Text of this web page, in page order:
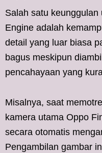
Salah satu
Engine adalah
detail yang luar biasa
bagus meskipun
pencahayaan yang
Misalnya, saat
kamera utama Oppo
secara otomatis
Pengambilan gambar